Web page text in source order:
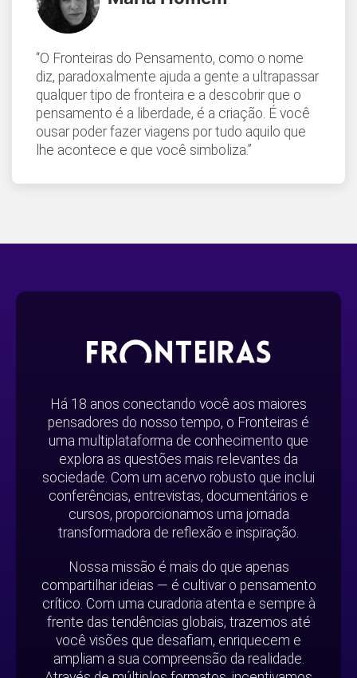
“O Fronteiras do Pensamento, como o nome
diz, paradoxalmente ajuda a gente a ultrapassar
qualquer tipo de fronteira e a descobrir que o
pensamento é a liberdade, é a criação. É você
ousar poder fazer viagens por tudo aquilo que
lhe acontece e que você simboliza.”
Há 18 anos conectando você aos maiores
pensadores do nosso tempo, o Fronteiras é
uma multiplataforma de conhecimento que
explora as questões mais relevantes da
sociedade. Com um acervo robusto que inclui
conferências, entrevistas, documentários e
cursos, proporcionamos uma jornada
transformadora de reflexão e inspiração.
Nossa missão é mais do que apenas
compartilhar ideias — é cultivar o pensamento
crítico. Com uma curadoria atenta e sempre à
frente das tendências globais, trazemos até
você visões que desafiam, enriquecem e
ampliam a sua compreensão da realidade.